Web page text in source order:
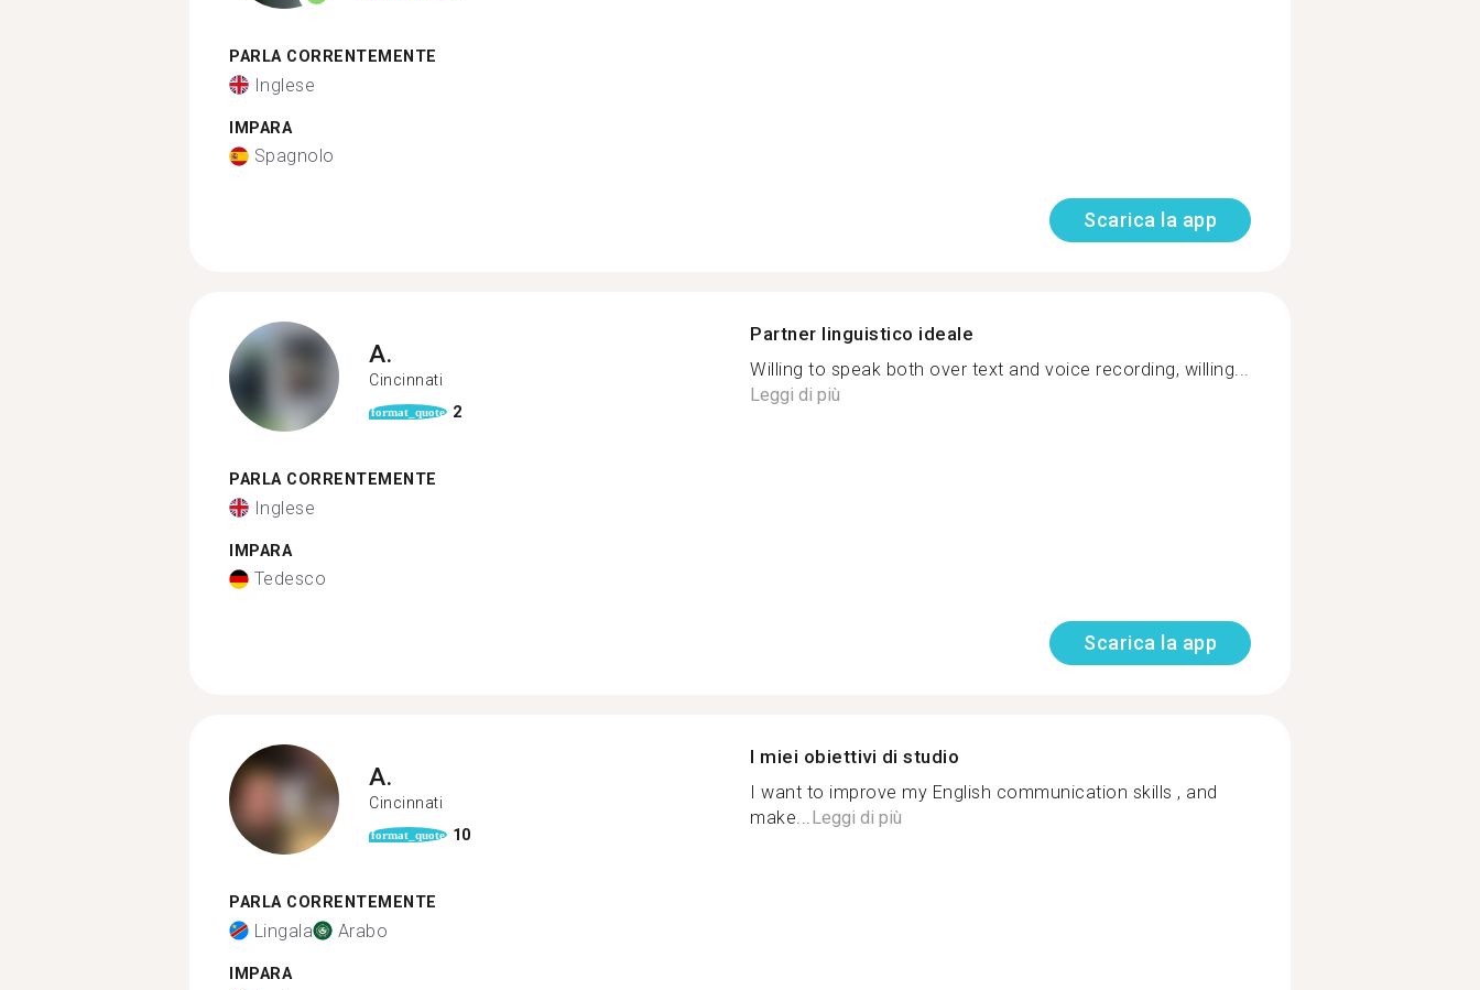
PARLA CORRENTEMENTE
Inglese
IMPARA
Spagnolo
Scarica la app
A.
Cincinnati
format_quote 2
PARLA CORRENTEMENTE
Inglese
IMPARA
Tedesco
Partner linguistico ideale
Willing to speak both over text and voice recording, willing...
Leggi di più
Scarica la app
A.
Cincinnati
format_quote 10
PARLA CORRENTEMENTE
Lingala Arabo
IMPARA
I miei obiettivi di studio
I want to improve my English communication skills , and
make...Leggi di più